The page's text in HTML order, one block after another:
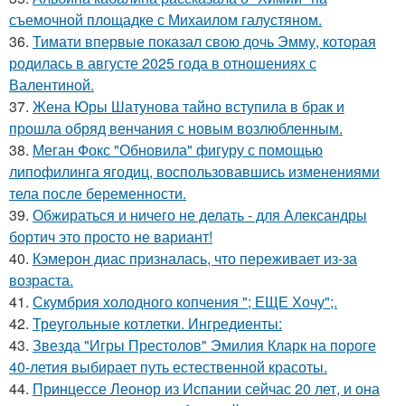
съемочной площадке с Михаилом галустяном.
36. Тимати впервые показал свою дочь Эмму, которая
родилась в августе 2025 года в отношениях с
Валентиной.
37. Жена Юры Шатунова тайно вступила в брак и
прошла обряд венчания с новым возлюбленным.
38. Меган Фокс "Обновила" фигуру с помощью
липофилинга ягодиц, воспользовавшись изменениями
тела после беременности.
39. Обжираться и ничего не делать - для Александры
бортич это просто не вариант!
40. Кэмерон диас призналась, что переживает из-за
возраста.
41. Скумбрия холодного копчения "; ЕЩЕ Хочу";.
42. Треугольные котлетки. Ингредиенты:
43. Звезда "Игры Престолов" Эмилия Кларк на пороге
40-летия выбирает путь естественной красоты.
44. Принцессе Леонор из Испании сейчас 20 лет, и она